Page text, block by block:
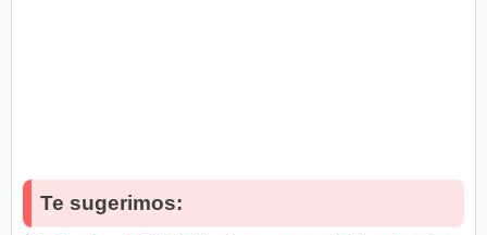
Te sugerimos: